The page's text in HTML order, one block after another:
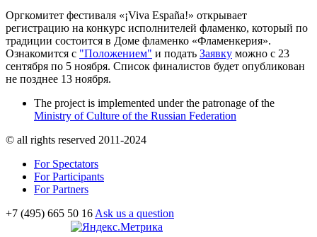
Оргкомитет фестиваля «¡Viva España!» открывает
регистрацию на конкурс исполнителей фламенко, который по
традиции состоится в Доме фламенко «Фламенкерия».
Ознакомится с "Положением" и подать Заявку можно с 23
сентября по 5 ноября. Список финалистов будет опубликован
не позднее 13 ноября.
The project is implemented under the patronage of the
Ministry of Culture of the Russian Federation
© all rights reserved 2011-2024
For Spectators
For Participants
For Partners
+7 (495) 665 50 16 Ask us a question